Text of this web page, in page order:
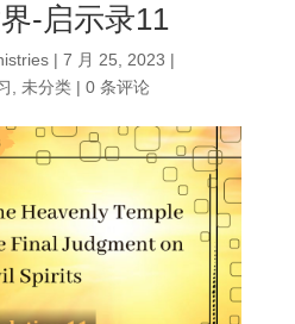
-启示录11
| 7 月 25, 2023 |
未分类| 0 条评论